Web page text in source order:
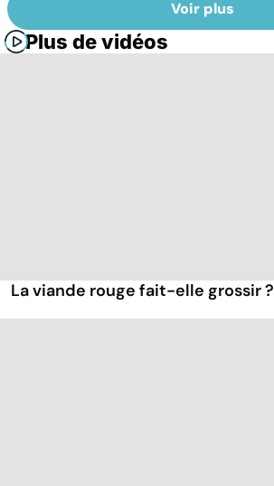
Voir plus
Plus de vidéos
La viande rouge fait-elle grossir ?